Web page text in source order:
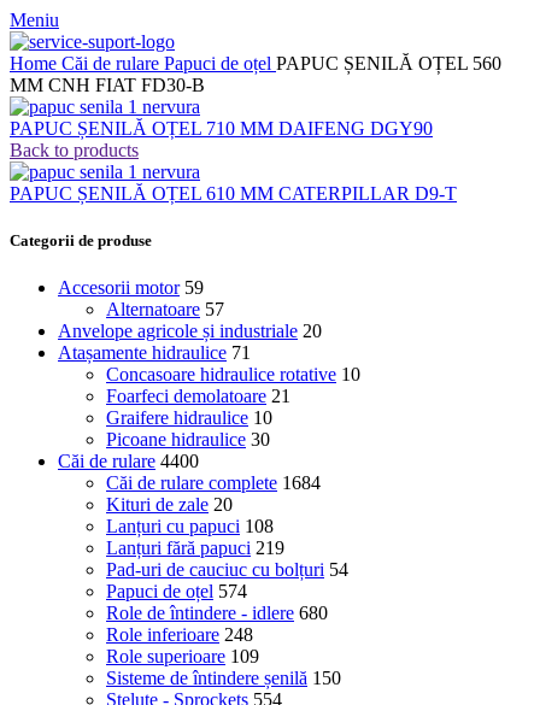
Meniu
Home Căi de rulare Papuci de oțel PAPUC ȘENILĂ OȚEL 560
MM CNH FIAT FD30-B
PAPUC ȘENILĂ OȚEL 710 MM DAIFENG DGY90
Back to products
PAPUC ȘENILĂ OȚEL 610 MM CATERPILLAR D9-T
Categorii de produse
Accesorii motor 59
Alternatoare 57
Anvelope agricole și industriale 20
Atașamente hidraulice 71
Concasoare hidraulice rotative 10
Foarfeci demolatoare 21
Graifere hidraulice 10
Picoane hidraulice 30
Căi de rulare 4400
Căi de rulare complete 1684
Kituri de zale 20
Lanțuri cu papuci 108
Lanțuri fără papuci 219
Pad-uri de cauciuc cu bolțuri 54
Papuci de oțel 574
Role de întindere - idlere 680
Role inferioare 248
Role superioare 109
Sisteme de întindere șenilă 150
Steluțe - Sprockets 554